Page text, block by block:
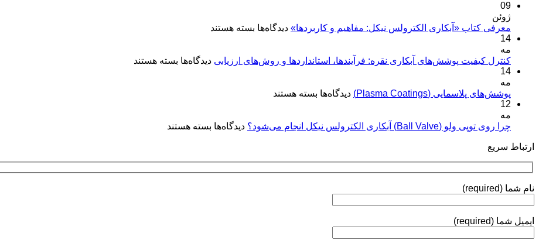
09
ژوئن
معرفی کتاب «آبکاری الکترولس نیکل: مفاهیم و کاربردها» دیدگاه‌ها برای
«آبکاری
بسته هستند
14
مه
کنترل کیفیت پوشش‌های آبکاری نقره: فرآیندها، استانداردها و روش‌های ارزیابی دیدگاه‌ها برای
فرآیندها،
روش‌های
ارزیابی
بسته هستند
14
مه
پوشش‌های پلاسمایی (Plasma Coatings)
دیدگاه‌ها برای
(Plasma
بسته هستند
12
مه
چرا روی توپی‌ ولو (Ball Valve) آبکاری الکترولس نیکل انجام می‌شود؟
دیدگاه‌ها برای
ولو
بسته هستند
ارتباط سریع
نام شما (required)
ایمیل شما (required)